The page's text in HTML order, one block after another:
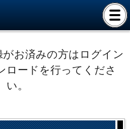
お済みの方はログイン
ロードを行ってくださ
い。